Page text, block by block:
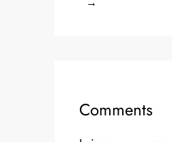
Comments